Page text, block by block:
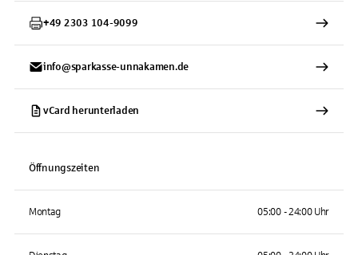
+49 2303 104-9099
info@sparkasse-unnakamen.de
vCard herunterladen
Öffnungszeiten
Montag 05:00 - 24:00 Uhr